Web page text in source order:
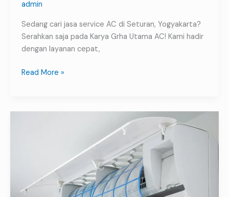
admin
Sedang cari jasa service AC di Seturan, Yogyakarta?
Serahkan saja pada Karya Grha Utama AC! Kami hadir
dengan layanan cepat,
Read More »
Kenali
Sebelum